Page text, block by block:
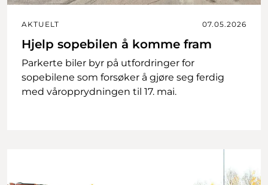
AKTUELT 07.05.2026
Hjelp sopebilen å komme fram
Parkerte biler byr på utfordringer for
sopebilene som forsøker å gjøre seg ferdig
med våropprydningen til 17. mai.